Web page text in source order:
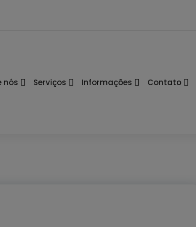
nós Serviços Informações Contato